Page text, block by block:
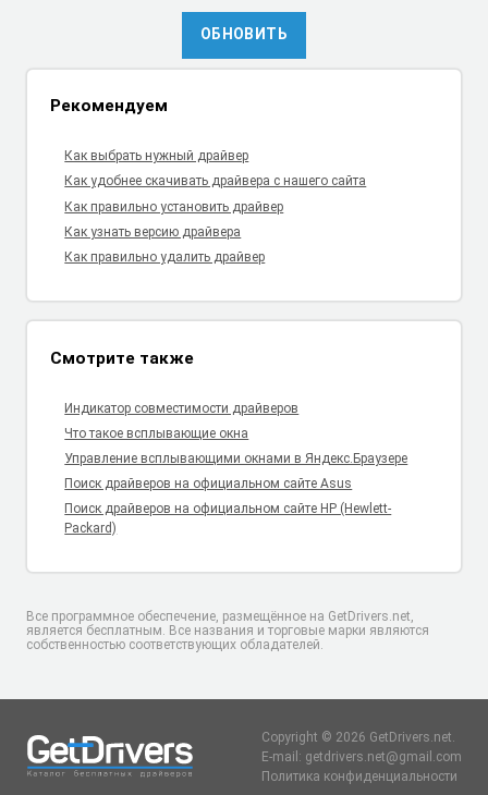
ОБНОВИТЬ
Рекомендуем
Как выбрать нужный драйвер
Как удобнее скачивать драйвера с нашего сайта
Как правильно установить драйвер
Как узнать версию драйвера
Как правильно удалить драйвер
Смотрите также
Индикатор совместимости драйверов
Что такое всплывающие окна
Управление всплывающими окнами в Яндекс.Браузере
Поиск драйверов на официальном сайте Asus
Поиск драйверов на официальном сайте HP (Hewlett-
Packard)
Все программное обеспечение, размещённое на GetDrivers.net,
является бесплатным. Все названия и торговые марки являются
собственностью соответствующих обладателей.
Copyright © 2026 GetDrivers.net.
E-mail: getdrivers.net@gmail.com
Политика конфиденциальности